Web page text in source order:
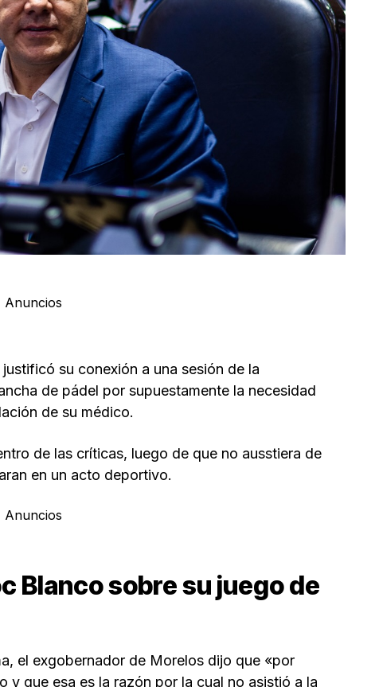
Anuncios
su conexión a una sesión de la
de pádel por supuestamente la necesidad
de su médico.
de las críticas, luego de que no ausstiera de
en un acto deportivo.
Anuncios
Blanco sobre su juego de
el exgobernador de Morelos dijo que «por
y que esa es la razón por la cual no asistió a la